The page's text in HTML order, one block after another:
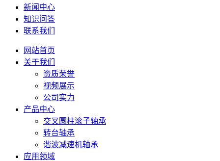
新闻中心
知识问答
联系我们
网站首页
关于我们
资质荣誉
视频展示
公司实力
产品中心
交叉圆柱滚子轴承
转台轴承
谐波减速机轴承
应用领域